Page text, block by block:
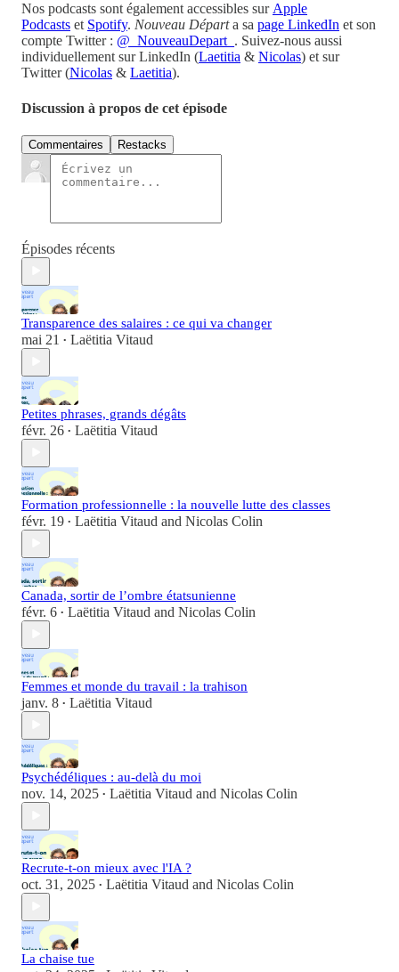
Nos podcasts sont également accessibles surApple
Podcasts et Spotify. Nouveau Départa sa page LinkedIn et son
compte Twitter : @_NouveauDepart_ . Suivez-nous aussi
individuellement sur LinkedIn (Laetitia & Nicolas) et sur
Twitter (Nicolas & Laetitia).
Discussion à propos de cet épisode
Commentaires Restacks
Épisodes récents
Transparence des salaires : ce qui va changer
mai 21 • Laëtitia Vitaud
Petites phrases, grands dégâts
févr. 26 • Laëtitia Vitaud
Formation professionnelle : la nouvelle lutte des classes
févr. 19 • Laëtitia Vitaud and Nicolas Colin
Canada, sortir de l’ombre étatsunienne
févr. 6 • Laëtitia Vitaud and Nicolas Colin
Femmes et monde du travail : la trahison
janv. 8 • Laëtitia Vitaud
Psychédéliques : au-delà du moi
nov. 14, 2025 • Laëtitia Vitaud and Nicolas Colin
Recrute-t-on mieux avec l'IA ?
oct. 31, 2025 • Laëtitia Vitaud and Nicolas Colin
La chaise tue